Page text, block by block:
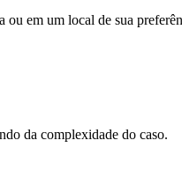
em um local de sua
da complexidade do caso.